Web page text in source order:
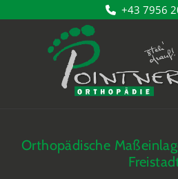
 +43 7956
Orthopädische